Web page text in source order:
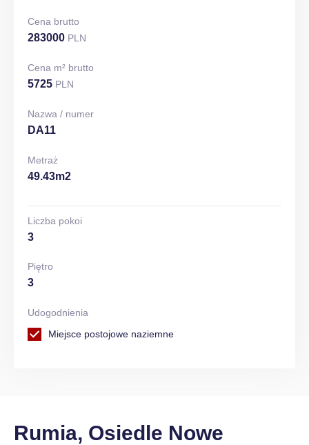
Cena brutto
283000 PLN
Cena m² brutto
5725 PLN
Nazwa / numer
DA11
Metraż
49.43m2
Liczba pokoi
3
Piętro
3
Udogodnienia
Miejsce postojowe naziemne
Rumia, Osiedle Nowe